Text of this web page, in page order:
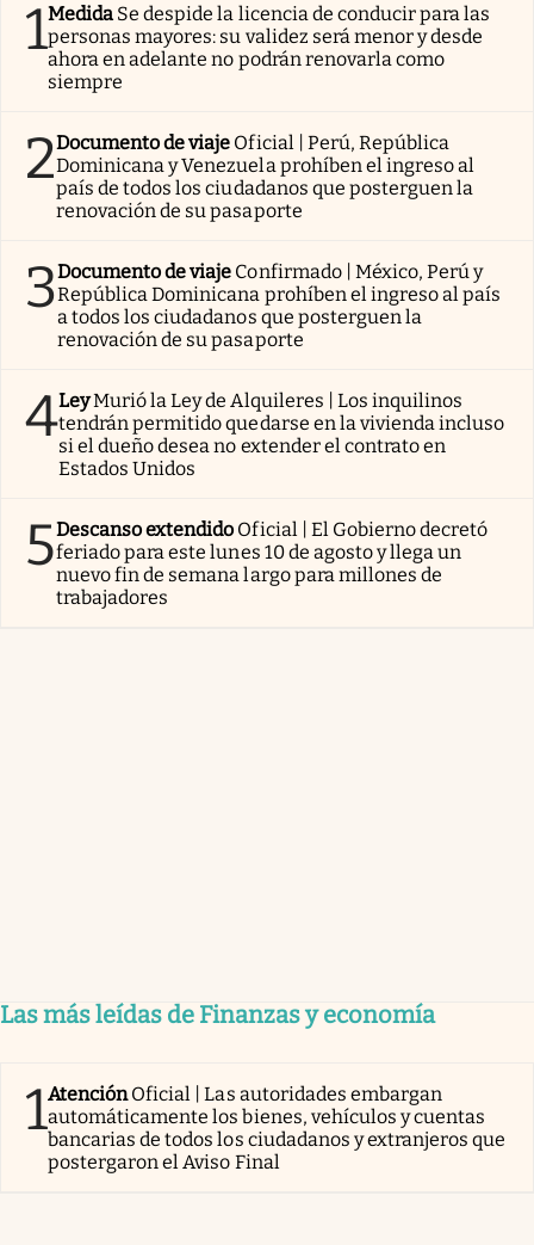
1Medida Se despide la licencia de conducir para las
personas mayores: su validez será menor y desde
ahora en adelante no podrán renovarla como
siempre
2Documento de viaje Oficial | Perú, República
Dominicana y Venezuela prohíben el ingreso al
país de todos los ciudadanos que posterguen la
renovación de su pasaporte
3Documento de viaje Confirmado | México, Perú y
República Dominicana prohíben el ingreso al país
a todos los ciudadanos que posterguen la
renovación de su pasaporte
4LeyMurió la Ley de Alquileres | Los inquilinos
tendrán permitido quedarse en la vivienda incluso
si el dueño desea no extender el contrato en
Estados Unidos
5Descanso extendido Oficial | El Gobierno decretó
feriado para este lunes 10 de agosto y llega un
nuevo fin de semana largo para millones de
trabajadores
Las más leídas de Finanzas y economía
1AtenciónOficial | Las autoridades embargan
automáticamente los bienes, vehículos y cuentas
bancarias de todos los ciudadanos y extranjeros que
postergaron el Aviso Final